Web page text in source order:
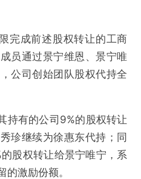
完成前述股权转让的工商
员通过景宁维恩、景宁唯
公司创始团队股权代持全
持有的公司9%的股权转让
珍继续为徐惠东代持；同
股权转让给景宁唯宁，系
激励份额。